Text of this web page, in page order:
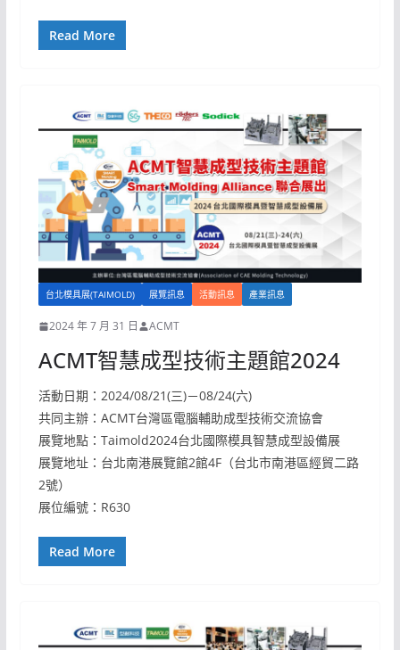
Read More
台北模具展(TAIMOLD) 展覽訊息 活動訊息 產業訊息
2024 年 7 月 31 日 ACMT
ACMT智慧成型技術主題館2024
活動日期：2024/08/21(三)－08/24(六)
共同主辦：ACMT台灣區電腦輔助成型技術交流協會
展覽地點：Taimold2024台北國際模具智慧成型設備展
展覽地址：台北南港展覽館2館4F（台北市南港區經貿二路
2號）
展位編號：R630
Read More